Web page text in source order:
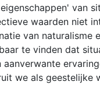
van
waarden niet
van naturalisme
te vinden dat
we als